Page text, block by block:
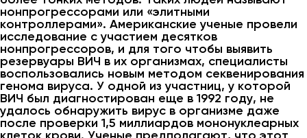
нонпрогрессорами или «элитными
контроллерами». Американские ученые провели
исследование с участием десятков
нонпрогрессоров, и для того чтобы выявить
резервуары ВИЧ в их организмах, специалисты
воспользовались новым методом секвенирования
генома вируса. У одной из участниц, у которой
ВИЧ был диагностирован еще в 1992 году, не
удалось обнаружить вирус в организме даже
после проверки 1,5 миллиардов мононуклеарных